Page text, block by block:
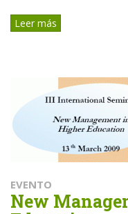
Leer más
EVENTO
New